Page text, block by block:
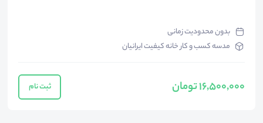
بدون محدودیت زمانی
مدسه کسب و کار خانه کیفیت ایرانیان
16,500,000 تومان ثبت نام